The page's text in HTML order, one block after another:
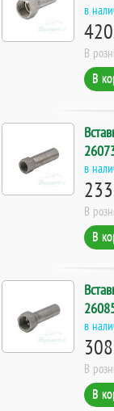
в
В
В
в
В
В
в
В
В